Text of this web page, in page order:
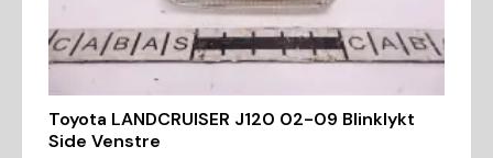
Toyota LANDCRUISER J120 02-09 Blinklykt
Side Venstre